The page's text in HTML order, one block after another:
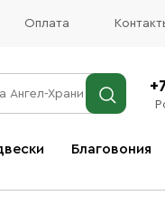
Оплата
Благовония